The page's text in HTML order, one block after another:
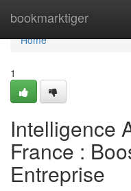
bookmarktiger
Home
Home
1
Intelligence
France :
Entreprise